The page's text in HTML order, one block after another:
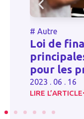
# Autre
Loi de
pour les
2023 . 06 . 16
LIRE L’ARTICLE